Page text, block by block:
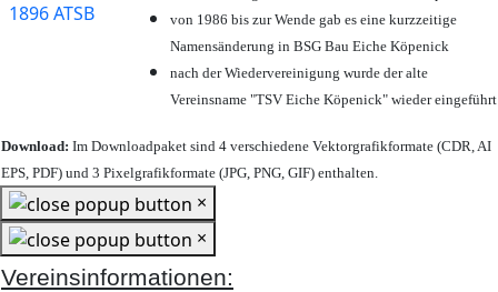
von 1986 bis zur Wende gab es eine kurzzeitige
Namensänderung in BSG Bau Eiche Köpenick
nach der Wiedervereinigung wurde der alte
Vereinsname "TSV Eiche Köpenick" wieder eingeführt
Download: Im Downloadpaket sind 4 verschiedene Vektorgrafikformate (CDR, AI
EPS, PDF) und 3 Pixelgrafikformate (JPG, PNG, GIF) enthalten.
×
×
Vereinsinformationen: